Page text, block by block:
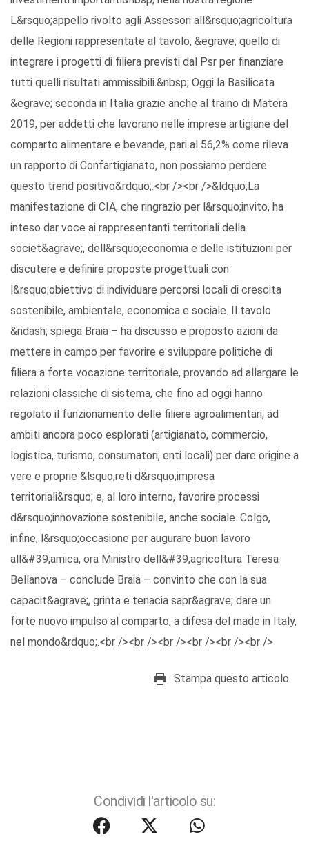
L&rsquo;appello rivolto agli Assessori all&rsquo;agricoltura
delle Regioni rappresentate al tavolo, &egrave; quello di
integrare i progetti di filiera previsti dal Psr per finanziare
tutti quelli risultati ammissibili.&nbsp; Oggi la Basilicata
&egrave; seconda in Italia grazie anche al traino di Matera
2019, per addetti che lavorano nelle imprese artigiane del
comparto alimentare e bevande, pari al 56,2% come rileva
un rapporto di Confartigianato, non possiamo perdere
questo trend positivo&rdquo;.<br /><br />&ldquo;La
manifestazione di CIA, che ringrazio per l&rsquo;invito, ha
inteso dar voce ai rappresentanti territoriali della
societ&agrave;, dell&rsquo;economia e delle istituzioni per
discutere e definire proposte progettuali con
l&rsquo;obiettivo di individuare percorsi locali di crescita
sostenibile, ambientale, economica e sociale. Il tavolo
&ndash; spiega Braia – ha discusso e proposto azioni da
mettere in campo per favorire e sviluppare politiche di
filiera a forte vocazione territoriale, provando ad allargare le
relazioni classiche di sistema, che fino ad oggi hanno
regolato il funzionamento delle filiere agroalimentari, ad
ambiti ancora poco esplorati (artigianato, commercio,
logistica, turismo, consumatori, enti locali) per dare origine a
vere e proprie &lsquo;reti d&rsquo;impresa
territoriali&rsquo; e, al loro interno, favorire processi
d&rsquo;innovazione sostenibile, anche sociale. Colgo,
infine, l&rsquo;occasione per augurare buon lavoro
all&#39;amica, ora Ministro dell&#39;agricoltura Teresa
Bellanova – conclude Braia – convinto che con la sua
capacit&agrave;, grinta e tenacia sapr&agrave; dare un
forte nuovo impulso al comparto, a difesa del made in Italy,
nel mondo&rdquo;.<br /><br /><br /><br /><br /><br />
Stampa questo articolo
Condividi l'articolo su: